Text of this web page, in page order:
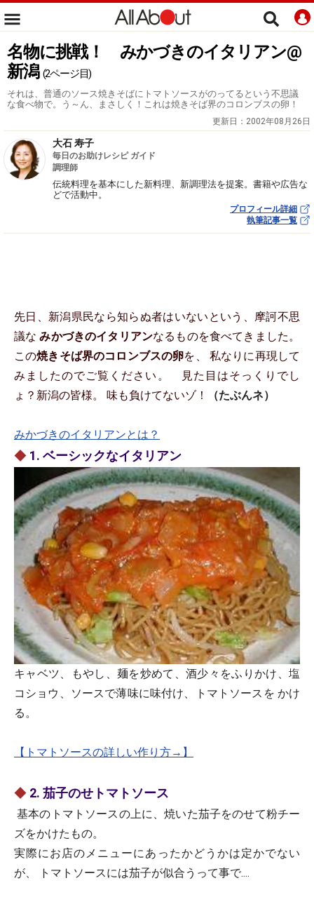
名物に挑戦！ みかづきのイタリアン@
新潟 (2ページ目)
それは、普通のソース焼きそばにトマトソースがのってるという不思議
な食べ物で。う～ん、まさしく！これは焼きそば界のコロンブスの卵！
更新日： 2002年08月26日
大石 寿子
毎日のお助けレシピ ガイド
調理師
伝統料理を基本にした新料理、新調理法を提案。書籍や広告な
どで活動中。
プロフィール詳細
執筆記事一覧
先日、新潟県民なら知らぬ者はいないという、摩訶不思
議なみかづきのイタリアンなるものを食べてきました。
この焼きそば界のコロンブスの卵を、 私なりに再現して
みましたのでご覧ください。 見た目はそっくりでし
ょ？新潟の皆様。 味も負けてないゾ！
（たぶんネ）
みかづきのイタリアンとは？
◆ 1. ベーシックなイタリアン
キャベツ、もやし、麺を炒めて、酒少々をふりかけ、塩
コショウ、ソースで薄味に味付け、トマトソースを かけ
る。
【トマトソースの詳しい作り方→】
◆ 2. 茄子のせトマトソース
基本のトマトソースの上に、焼いた茄子をのせて粉チー
ズをかけたもの。
実際にお店のメニューにあったかどうかは定かでない
が、 トマトソースには茄子が似合うって事で....